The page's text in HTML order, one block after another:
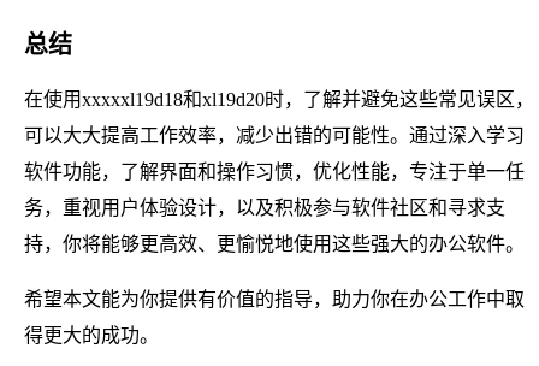
总结
在使用xxxxxl19d18和xl19d20时，了解并避免这些常见误区，
可以大大提高工作效率，减少出错的可能性。通过深入学习
软件功能，了解界面和操作习惯，优化性能，专注于单一任
务，重视用户体验设计，以及积极参与软件社区和寻求支
持，你将能够更高效、更愉悦地使用这些强大的办公软件。
希望本文能为你提供有价值的指导，助力你在办公工作中取
得更大的成功。